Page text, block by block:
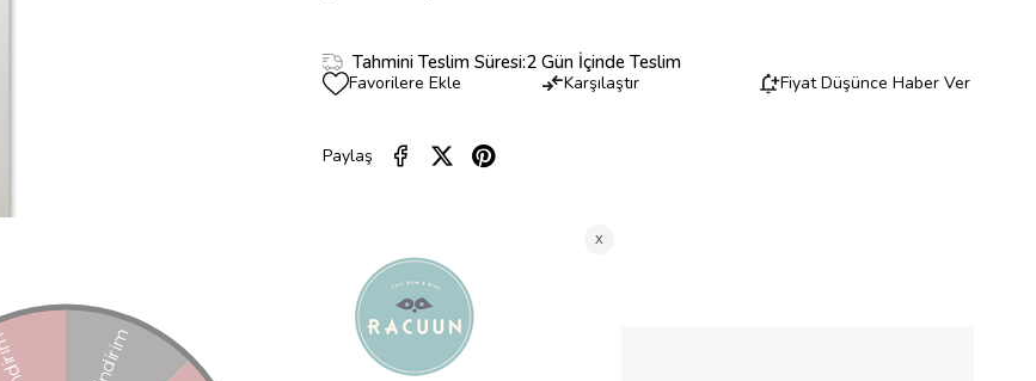
Tahmini Teslim Süresi:2 Gün İçinde Teslim
Favorilere Ekle Karşılaştır Fiyat Düşünce Haber Ver
Paylaş
ÜRÜN ÖZELLIKLERI YORUMLAR ÜRÜN ÖNERILERI